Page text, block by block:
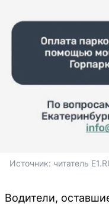
Источник: читатель
Водители,